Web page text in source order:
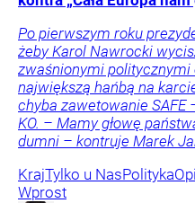
Po pierwszym roku
żeby Karol Nawrocki
zwaśnionymi
największą hańbą na
chyba zawetowanie SAFE
KO. – Mamy głowę
dumni – kontruje Marek
KrajTylko u NasPolityka
Wprost